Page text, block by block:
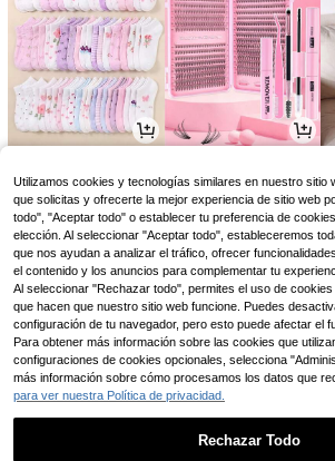
Utilizamos cookies y tecnologías similares en nuestro sitio
que solicitas y ofrecerte la mejor experiencia de sitio web
todo", "Aceptar todo" o establecer tu preferencia de
elección. Al seleccionar "Aceptar todo", estableceremos
que nos ayudan a analizar el tráfico, ofrecer
el contenido y los anuncios para complementar tu
Al seleccionar "Rechazar todo", permites el uso de
que hacen que nuestro sitio web funcione. Puedes
configuración de tu navegador, pero esto puede afectar el
Para obtener más información sobre las cookies que
configuraciones de cookies opcionales, selecciona
más información sobre cómo procesamos los datos que
para ver nuestra Política de privacidad.
Rechazar Todo